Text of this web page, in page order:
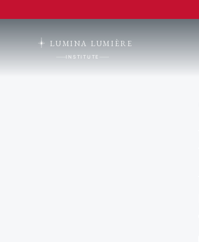
LUMINA LUMIÈRE
INSTITUTE